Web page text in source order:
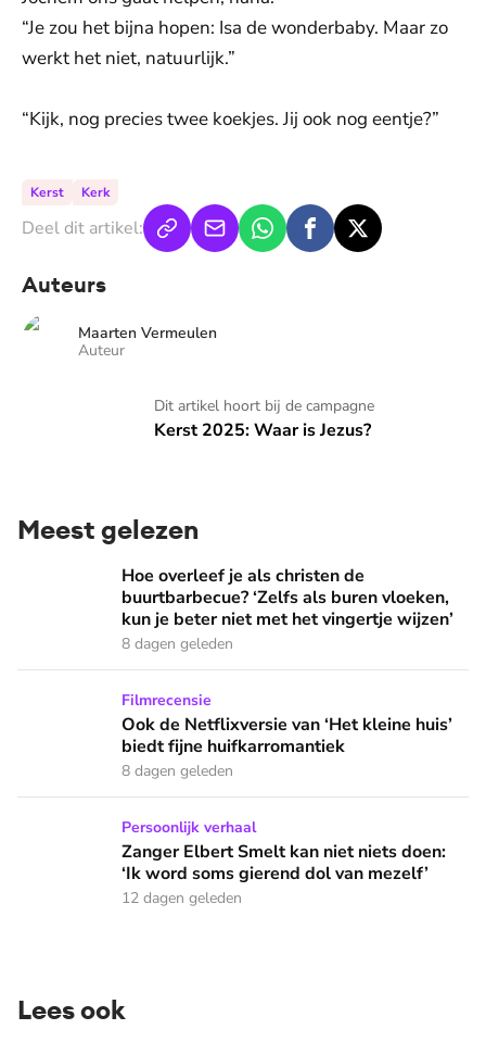
“Je zou het bijna hopen: Isa de wonderbaby. Maar zo
werkt het niet, natuurlijk.”
“Kijk, nog precies twee koekjes. Jij ook nog eentje?”
Kerst Kerk
Deel dit artikel:
Auteurs
Maarten Vermeulen
Auteur
Dit artikel hoort bij de campagne
Kerst 2025: Waar is Jezus?
Kerst 2025: Waar is Jezus?
Meest gelezen
Hoe overleef je als christen de buurtbarbecue? ‘Zelfs als
Hoe overleef je als christen de
buurtbarbecue? ‘Zelfs als buren vloeken,
kun je beter niet met het vingertje wijzen’
8 dagen geleden
Ook de Netflixversie van ‘Het kleine huis’ biedt fijne
Filmrecensie
Ook de Netflixversie van ‘Het kleine huis’
biedt fijne huifkarromantiek
8 dagen geleden
Zanger Elbert Smelt kan niet niets doen: ‘Ik word soms
Persoonlijk verhaal
Zanger Elbert Smelt kan niet niets doen:
‘Ik word soms gierend dol van mezelf’
12 dagen geleden
Lees ook